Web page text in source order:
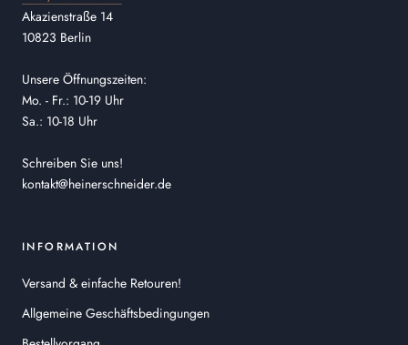
Akazienstraße 14
10823 Berlin
Unsere Öffnungszeiten:
Mo. - Fr.: 10-19 Uhr
Sa.: 10-18 Uhr
Schreiben Sie uns!
kontakt@heinerschneider.de
INFORMATION
Versand & einfache Retouren!
Allgemeine Geschäftsbedingungen